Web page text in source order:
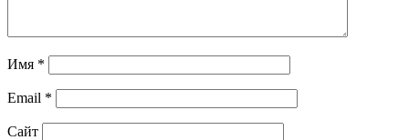
Имя *
Email *
Сайт